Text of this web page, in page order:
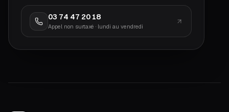
03 74 47 20 18
Appel non surtaxé · lundi au vendredi